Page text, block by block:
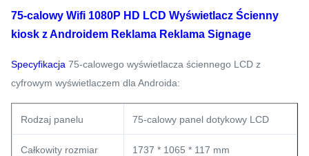
75-calowy Wifi 1080P HD LCD Wyświetlacz Ścienny
kiosk z Androidem Reklama Reklama Signage
Specyfikacja 75-calowego wyświetlacza ściennego LCD z
cyfrowym wyświetlaczem dla Androida:
Rodzaj panelu 75-calowy panel dotykowy LCD
Całkowity rozmiar 1737 * 1065 * 117 mm